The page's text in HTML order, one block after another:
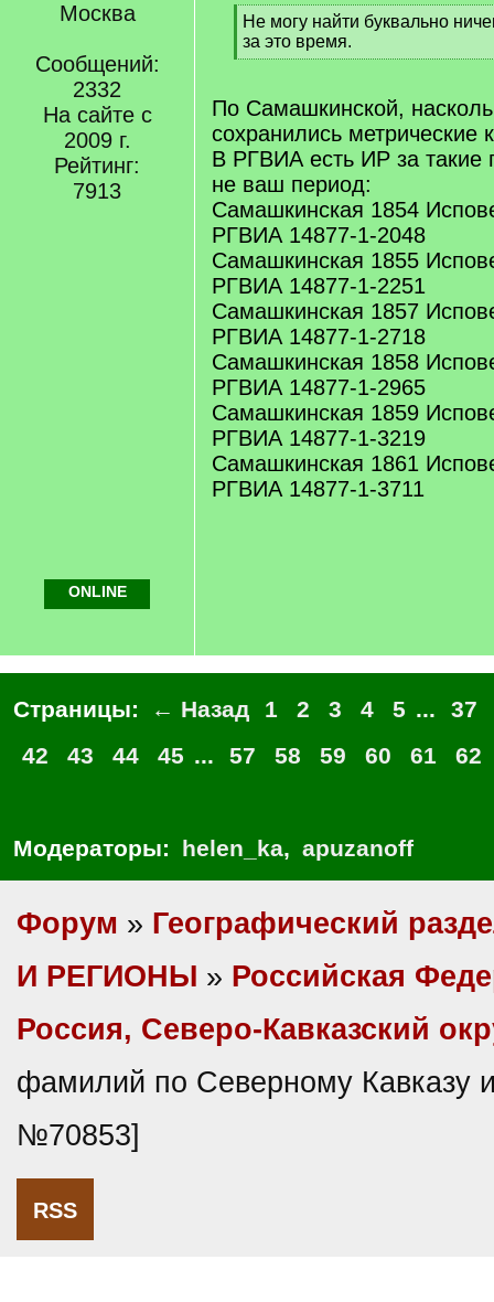
Москва
Сообщений:
2332
На сайте с
2009 г.
Рейтинг:
7913
[
q
]
Не могу найти буквально
за это время.
[
q
По Самашкинской,
сохранились метрические
В РГВИА есть ИР за такие
не ваш период:
Самашкинская 1854
РГВИА 14877-1-2048
Самашкинская 1855
РГВИА 14877-1-2251
Самашкинская 1857
РГВИА 14877-1-2718
Самашкинская 1858
РГВИА 14877-1-2965
Самашкинская 1859
РГВИА 14877-1-3219
Самашкинская 1861
РГВИА 14877-1-3711
ONLINE
Страницы: ← Назад 1 2 3 4 5 ...
37
42
43 44 45 ... 57 58 59 60 61 62
Модераторы: helen_ka, apuzanoff
Форум » Географический
И РЕГИОНЫ » Российская
Россия, Северо-Кавказский
фамилий по Северному Кавказу
№70853]
RSS